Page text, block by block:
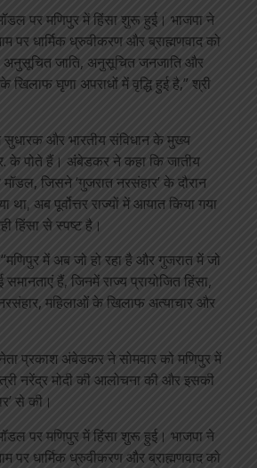
पर मणिपुर में हिंसा शुरू हुई। भाजपा ने
पर धार्मिक ध्रुवीकरण और ब्राह्मणवाद को
अनुसूचित जाति, अनुसूचित जनजाति और
घृणा अपराधों में वृद्धि हुई है,” श्री
और भारतीय संविधान के मुख्य
के पोते हैं। अंबेडकर ने कहा कि जातीय
जिसने ‘गुजरात नरसंहार’ के दौरान
था, अब पूर्वोत्तर राज्यों में आयात किया गया
हिंसा से स्पष्ट है।
में अब जो हो रहा है और गुजरात में जो
हैं, जिनमें राज्य प्रायोजित हिंसा,
महिलाओं के खिलाफ अत्याचार और
प्रकाश अंबेडकर ने सोमवार को मणिपुर में
नरेंद्र मोदी की आलोचना की और इसकी
से की।
पर मणिपुर में हिंसा शुरू हुई। भाजपा ने
पर धार्मिक ध्रुवीकरण और ब्राह्मणवाद को